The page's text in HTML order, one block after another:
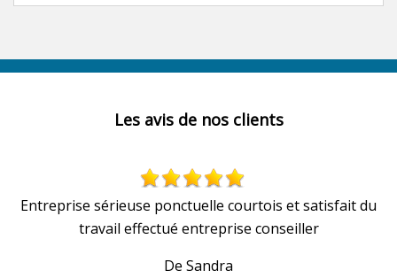
Les avis de nos clients
Entreprise sérieuse ponctuelle courtois et satisfait du
travail effectué entreprise conseiller
De Sandra